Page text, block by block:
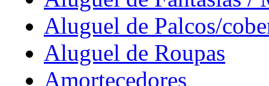
Aluguel de Palcos/
Aluguel de Roupas
Amortecedores